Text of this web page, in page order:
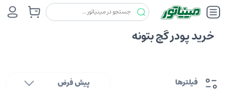
خرید پودر گچ بتونه
فیلترها پیش فرض